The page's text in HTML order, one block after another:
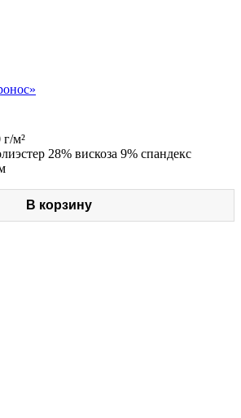
г/м²
28% вискоза 9% спандекс
В корзину